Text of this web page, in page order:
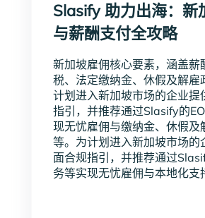
Slasify 助力出海：新
与薪酬支付全攻略
新加坡雇佣核心要素，涵盖薪
税、法定缴纳金、休假及解雇
计划进入新加坡市场的企业提
指引，并推荐通过Slasify的
现无忧雇佣与缴纳金、休假及
等。为计划进入新加坡市场的
面合规指引，并推荐通过
务等实现无忧雇佣与本地化支